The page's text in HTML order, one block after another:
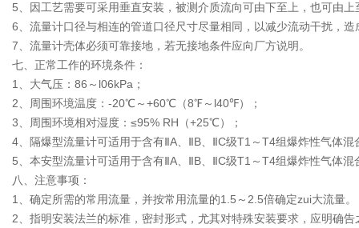
5、因工艺需要可采用垂直安装，被测介质流向可由下至上，也可由
6、流量计口径与相连的管道口径尺寸尽量相同，以减少流动干扰，
7、流量计壳体必须可靠接地，若无接地条件应向厂方说明。
七、正常工作的环境条件：
1、大气压：86～l06kPa；
2、周围环境温度：-20℃～+60℃（8℉～l40℉）；
3、周围环境相对湿度：≤95% RH（+25℃）；
4、隔爆型流量计可适用于含有ⅡA、ⅡB、ⅡC级T1～T4组爆炸性气体
5、本安型流量计可适用于含有ⅡA、ⅡB、ⅡC级T1～T4组爆炸性气体
八、注意事项：
1、确定所需的常用流量，并按常用流量的1.5～2.5倍确定zui大流量。
2、指明安装法兰的标准，密封形式，尤其对特殊安装要求，应明确告